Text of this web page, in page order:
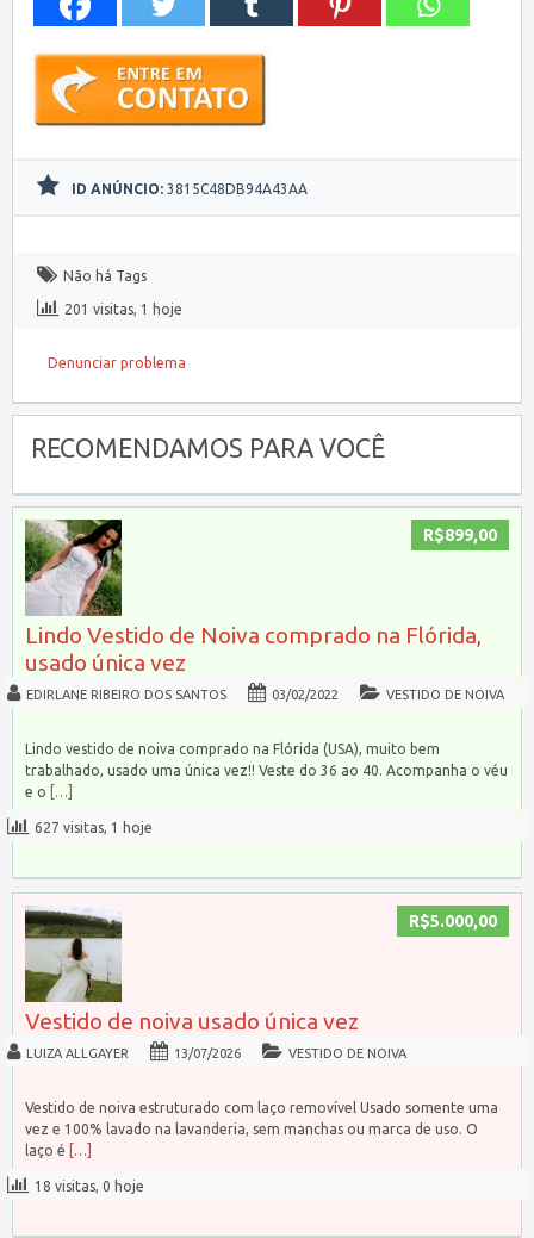
ID ANÚNCIO: 3815C48DB94A43AA
Não há Tags
201 visitas, 1 hoje
Denunciar problema
RECOMENDAMOS PARA VOCÊ
R$899,00
Lindo Vestido de Noiva comprado na Flórida,
usado única vez
EDIRLANE RIBEIRO DOS SANTOS 03/02/2022 VESTIDO DE NOIVA
Lindo vestido de noiva comprado na Flórida (USA), muito bem
trabalhado, usado uma única vez!! Veste do 36 ao 40. Acompanha o véu
e o
[…]
627 visitas, 1 hoje
R$5.000,00
Vestido de noiva usado única vez
LUIZA ALLGAYER 13/07/2026 VESTIDO DE NOIVA
Vestido de noiva estruturado com laço removível Usado somente uma
vez e 100% lavado na lavanderia, sem manchas ou marca de uso. O
laço é
[…]
18 visitas, 0 hoje